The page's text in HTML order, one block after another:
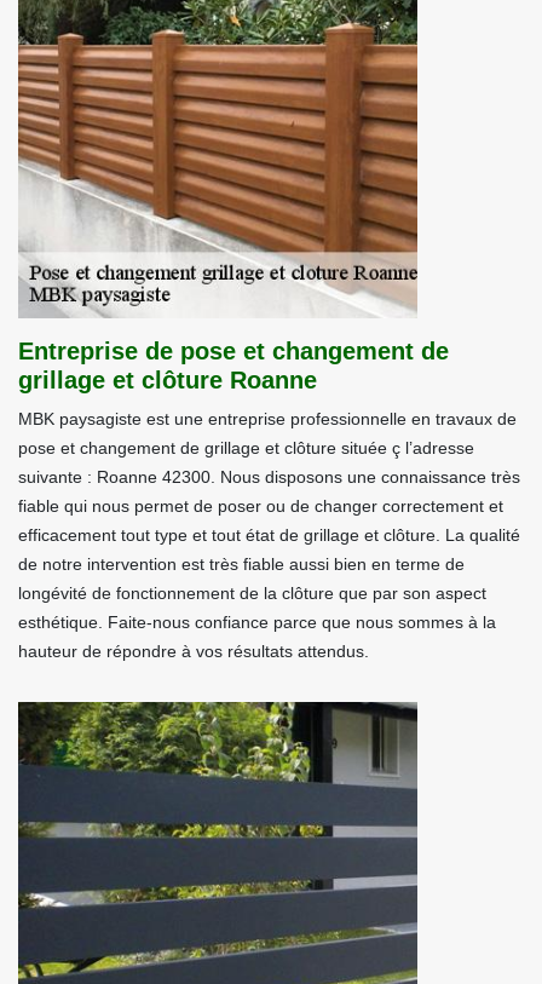
Entreprise de pose et changement de
grillage et clôture Roanne
MBK paysagiste est une entreprise professionnelle en travaux de
pose et changement de grillage et clôture située ç l’adresse
suivante : Roanne 42300. Nous disposons une connaissance très
fiable qui nous permet de poser ou de changer correctement et
efficacement tout type et tout état de grillage et clôture. La qualité
de notre intervention est très fiable aussi bien en terme de
longévité de fonctionnement de la clôture que par son aspect
esthétique. Faite-nous confiance parce que nous sommes à la
hauteur de répondre à vos résultats attendus.